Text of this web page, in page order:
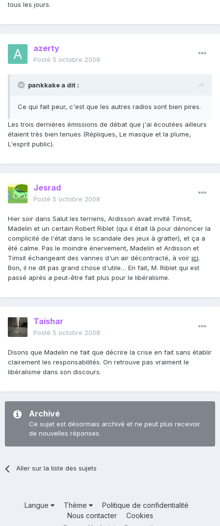
tous les jours.
azerty
Posté 5 octobre 2008
pankkake a dit :
Ce qui fait peur, c'est que les autres radios sont bien pires.
Les trois dernières émissions de débat que j'ai écoutées ailleurs
étaient très bien tenues (Répliques, Le masque et la plume,
L'esprit public).
Jesrad
Posté 5 octobre 2008
Hier soir dans Salut les terriens, Ardisson avait invité Timsit,
Madelin et un certain Robert Riblet (qui il était là pour dénoncer la
complicité de l'état dans le scandale des jeux à gratter), et ça a
été calme. Pas le moindre énervement, Madelin et Ardisson et
Timsit échangeant des vannes d'un air décontracté, à voir ici.
Bon, il ne dit pas grand chose d'utile… En fait, M. Riblet qui est
passé après a peut-être fait plus pour le libéralisme.
Taishar
Posté 5 octobre 2008
Disons que Madelin ne fait que décrire la crise en fait sans établir
clairement les responsabilités. On retrouve pas vraiment le
libéralisme dans son discours.
Archivé
Ce sujet est désormais archivé et ne peut plus recevoir
de nouvelles réponses.
Aller sur la liste des sujets
Langue Thème
Politique de confidentialité
Nous contacter
Cookies